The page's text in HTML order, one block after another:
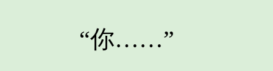
“你……”